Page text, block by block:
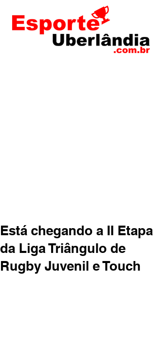
Está chegando a II Etapa
da Liga Triângulo de
Rugby Juvenil e Touch